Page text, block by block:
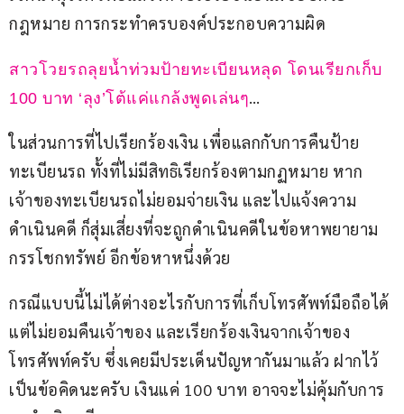
กฎหมาย การกระทำครบองค์ประกอบความผิด
สาวโวยรถลุยน้ำท่วมป้ายทะเบียนหลุด โดนเรียกเก็บ
100 บาท ‘ลุง’โต้แค่แกล้งพูดเล่นๆ…
ในส่วนการที่ไปเรียกร้องเงิน เพื่อแลกกับการคืนป้าย
ทะเบียนรถ ทั้งที่ไม่มีสิทธิเรียกร้องตามกฏหมาย หาก
เจ้าของทะเบียนรถไม่ยอมจ่ายเงิน และไปแจ้งความ
ดำเนินคดี ก็สุ่มเสี่ยงที่จะถูกดำเนินคดีในข้อหาพยายาม
กรรโชกทรัพย์ อีกข้อหาหนึ่งด้วย
กรณีแบบนี้ไม่ได้ต่างอะไรกับการที่เก็บโทรศัพท์มือถือได้
แต่ไม่ยอมคืนเจ้าของ และเรียกร้องเงินจากเจ้าของ
โทรศัพท์ครับ ซึ่งเคยมีประเด็นปัญหากันมาแล้ว ฝากไว้
เป็นข้อคิดนะครับ เงินแค่ 100 บาท อาจจะไม่คุ้มกับการ